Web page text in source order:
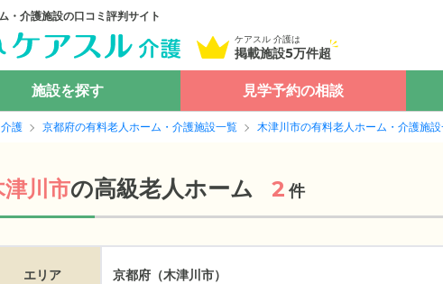
・介護施設の口コミ評判サイト
ケアスル 介護は
掲載施設5万件超
施設を探す 見学予約の相談
護 京都府の有料老人ホーム・介護施設一覧 木津川市の有料老人ホーム・介護施
津川市の高級老人ホーム 2 件
エリア 京都府（木津川市）